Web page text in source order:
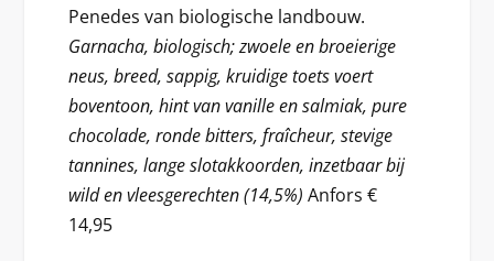
Penedes van biologische landbouw.
Garnacha, biologisch; zwoele en broeierige
neus, breed, sappig, kruidige toets voert
boventoon, hint van vanille en salmiak, pure
chocolade, ronde bitters, fraîcheur, stevige
tannines, lange slotakkoorden, inzetbaar bij
wild en vleesgerechten (14,5%) Anfors €
14,95